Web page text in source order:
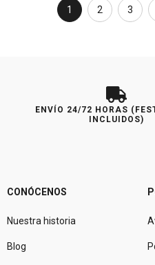
1 2 3
ENVÍO 24/72 HORAS
INCLUIDOS)
CONÓCENOS
Nuestra historia
Blog